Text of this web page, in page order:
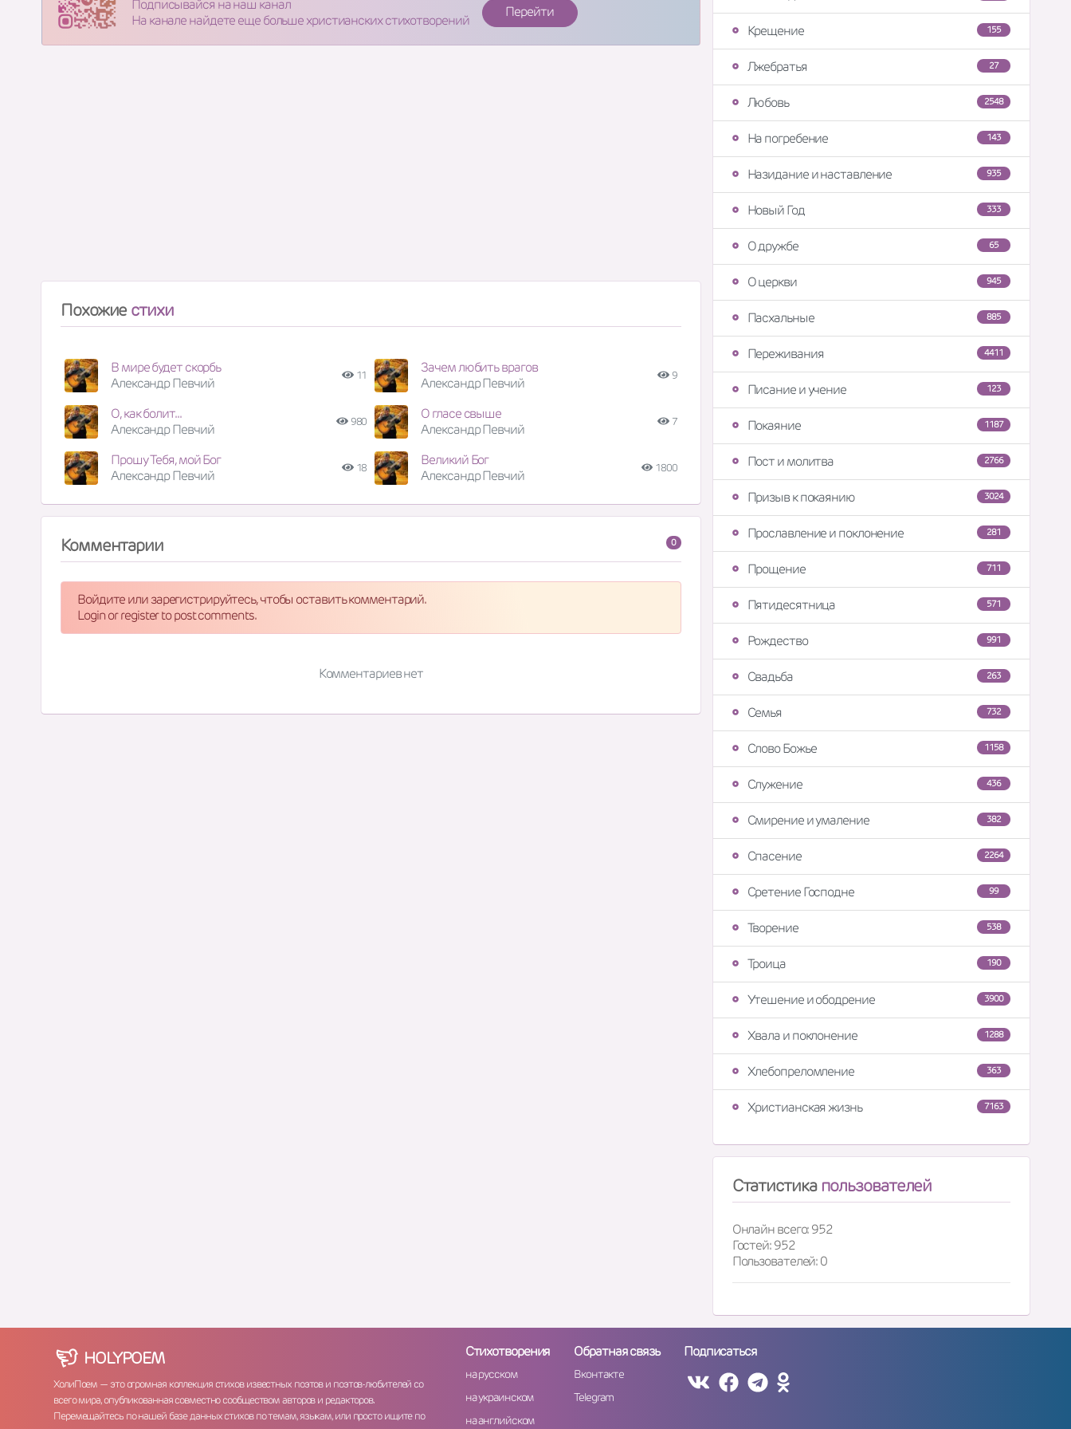
Подписывайся на наш канал
На канале найдете еще больше христианских стихотворений
Перейти
Похожие стихи
В мире будет скорбь
Александр Певчий
11
Зачем любить врагов
Александр Певчий
9
О, как болит...
Александр Певчий
980
О гласе свыше
Александр Певчий
7
Прошу Тебя, мой Бог
Александр Певчий
18
Великий Бог
Александр Певчий
1800
0
Комментарии
Войдите или зарегистрируйтесь, чтобы оставить комментарий.
Login or register to post comments.
Комментариев нет
155
Крещение
27
Лжебратья
2548
Любовь
143
На погребение
935
Назидание и наставление
333
Новый Год
65
О дружбе
945
О церкви
885
Пасхальные
4411
Переживания
123
Писание и учение
1187
Покаяние
2766
Пост и молитва
3024
Призыв к покаянию
281
Прославление и поклонение
711
Прощение
571
Пятидесятница
991
Рождество
263
Свадьба
732
Семья
1158
Слово Божье
436
Служение
382
Смирение и умаление
2264
Спасение
99
Сретение Господне
538
Творение
190
Троица
3900
Утешение и ободрение
1288
Хвала и поклонение
363
Хлебопреломление
7163
Христианская жизнь
Статистика пользователей
Онлайн всего: 952
Гостей: 952
Пользователей: 0
HOLYPOEM
ХолиПоем — это огромная коллекция стихов известных поэтов и поэтов-любителей со
всего мира, опубликованная совместно сообществом авторов и редакторов.
Перемещайтесь по нашей базе данных стихов по темам, языкам, или просто ищите по
Стихотворения
на русском
на украинском
на английском
Обратная связь
Вконтакте
Telegram
Подписаться